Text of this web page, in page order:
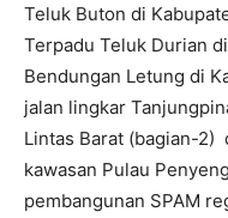
Teluk Buton di
Terpadu Teluk Durian
Bendungan Letung di
jalan lingkar
Lintas Barat (bagian-2)
kawasan Pulau
pembangunan SPAM